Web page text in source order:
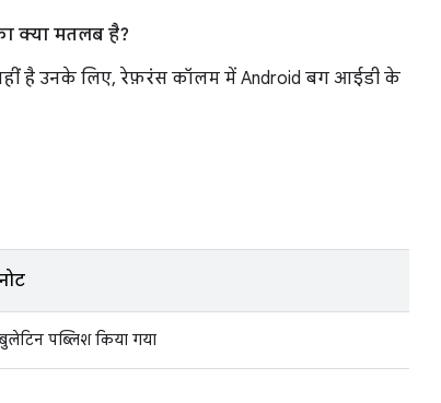
क्या मतलब है?
है उनके लिए, रेफ़रंस कॉलम में Android बग आईडी के
पब्लिश किया गया